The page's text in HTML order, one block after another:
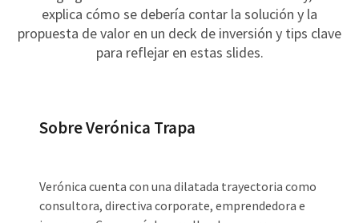
explica cómo se debería contar la solución y la
propuesta de valor en un deck de inversión y tips clave
para reflejar en estas slides.
Sobre Verónica Trapa
Verónica cuenta con una dilatada trayectoria como
consultora, directiva corporate, emprendedora e